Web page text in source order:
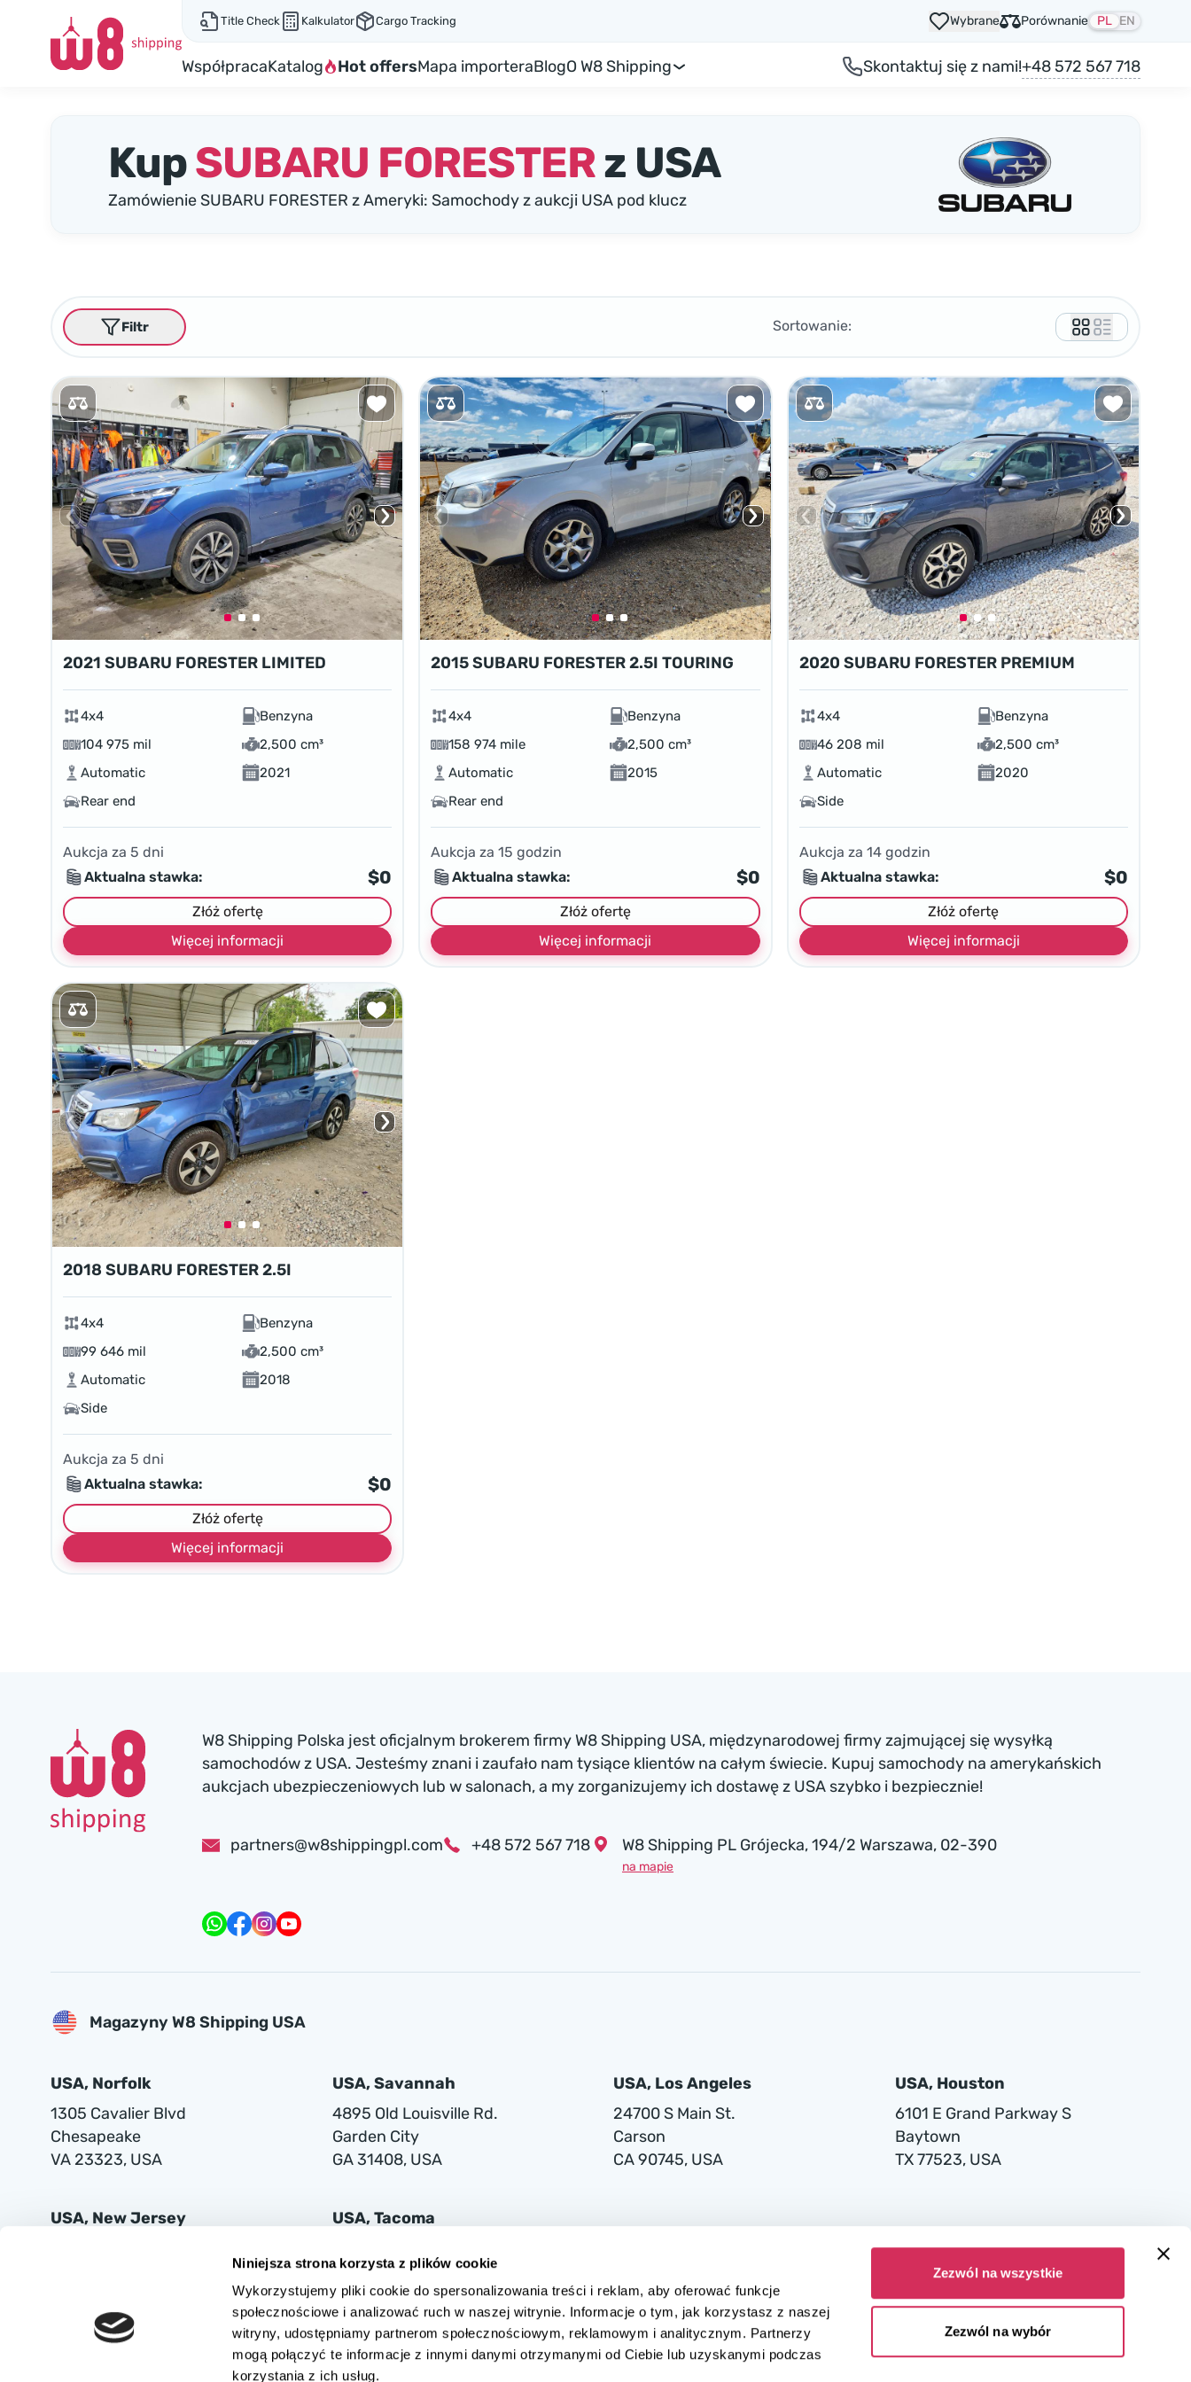
Niniejsza strona korzysta z plików cookie
Wykorzystujemy pliki cookie do spersonalizowania treści i reklam, aby oferować funkcje
społecznościowe i analizować ruch w naszej witrynie. Informacje o tym, jak korzystasz z naszej
witryny, udostępniamy partnerom społecznościowym, reklamowym i analitycznym. Partnerzy
mogą połączyć te informacje z innymi danymi otrzymanymi od Ciebie lub uzyskanymi podczas
korzystania z ich usług.
Zezwól na wszystkie
Zezwól na wybór
Title Check Kalkulator Cargo Tracking Wybrane Porównanie PL EN
WspółpracaKatalog Hot offersMapa importeraBlogO W8 Shipping Skontaktuj się z nami!+48 572 567 718
KupSUBARU FORESTERz USA
Zamówienie SUBARU FORESTER z Ameryki: Samochody z aukcji USA pod klucz
Sortowanie:
Filtr
2021 SUBARU FORESTER LIMITED
4x4
Benzyna
104 975 mil
2,500 cm³
Automatic
2021
Rear end
Aukcja za 5 dni
Aktualna stawka:
$0
Złóż ofertę
Więcej informacji
2015 SUBARU FORESTER 2.5I TOURING
4x4
Benzyna
158 974 mile
2,500 cm³
Automatic
2015
Rear end
Aukcja za15 godzin
Aktualna stawka:
$0
Złóż ofertę
Więcej informacji
2020 SUBARU FORESTER PREMIUM
4x4
Benzyna
46 208 mil
2,500 cm³
Automatic
2020
Side
Aukcja za 14godzin
Aktualna stawka:
$0
Złóż ofertę
Więcej informacji
2018 SUBARU FORESTER 2.5I
4x4
Benzyna
99 646 mil
2,500 cm³
Automatic
2018
Side
Aukcja za 5 dni
Aktualna stawka:
$0
Złóż ofertę
Więcej informacji
W8 Shipping Polska jest oficjalnym brokerem firmy W8 Shipping USA, międzynarodowej firmy zajmującej się wysyłką
samochodów z USA. Jesteśmy znani i zaufało nam tysiące klientów na całym świecie. Kupuj samochody na amerykańskich
aukcjach ubezpieczeniowych lub w salonach, a my zorganizujemy ich dostawę z USA szybko i bezpiecznie!
partners@w8shippingpl.com +48 572 567 718 W8 Shipping PL Grójecka , 194/2 Warszawa, 02-390
na mapie
Magazyny W8 Shipping USA
USA, Norfolk
1305 Cavalier Blvd
Chesapeake
VA 23323, USA
USA, Savannah
4895 Old Louisville Rd.
Garden City
GA 31408, USA
USA, Los Angeles
24700 S Main St.
Carson
CA 90745, USA
USA, Houston
6101 E Grand Parkway S
Baytown
TX 77523, USA
USA, New Jersey
USA, Tacoma
Tacoma
WA 98421